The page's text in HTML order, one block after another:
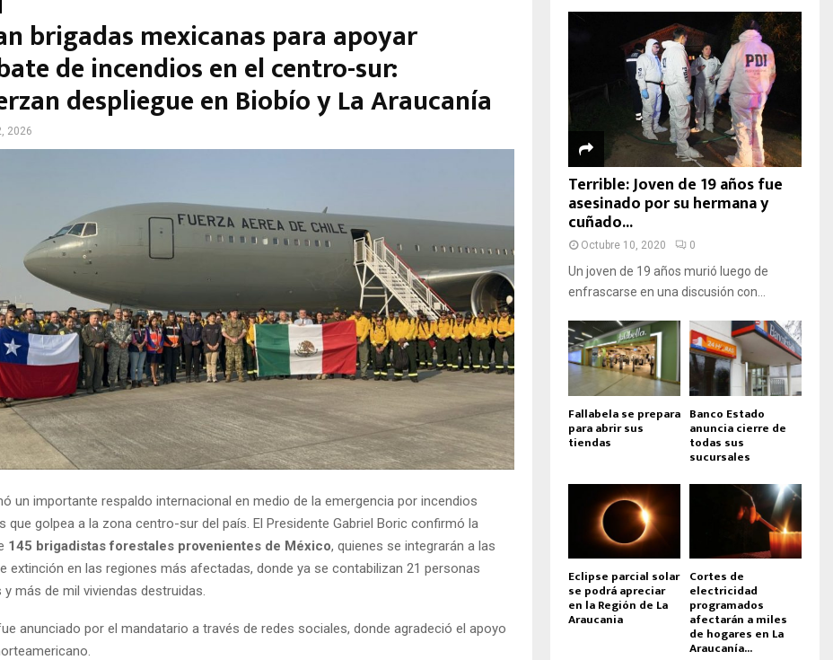
brigadas mexicanas para apoyar
de incendios en el centro-sur:
despliegue en Biobío y La Araucanía
2026
un importante respaldo internacional en medio de la emergencia por incendios
que golpea a la zona centro-sur del país. El Presidente Gabriel Boric confirmó la
145 brigadistas forestales provenientes de México, quienes se integrarán a las
extinción en las regiones más afectadas, donde ya se contabilizan 21 personas
y más de mil viviendas destruidas.
anunciado por el mandatario a través de redes sociales, donde agradeció el apoyo
Terrible: Joven de 19 años fue
asesinado por su hermana y
cuñado...
Octubre 10, 2020 0
Un joven de 19 años murió luego de
enfrascarse en una discusión con...
Fallabela se prepara
para abrir sus
tiendas
Banco Estado
anuncia cierre de
todas sus
sucursales
Eclipse parcial solar
se podrá apreciar
en la Región de La
Araucania
Cortes de
electricidad
programados
afectarán a miles
de hogares en La
Araucanía...